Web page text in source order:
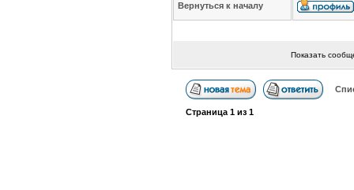
Вернуться к началу
Показать
Страница 1из 1